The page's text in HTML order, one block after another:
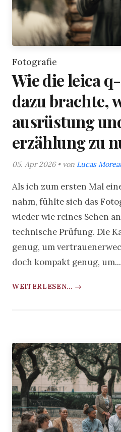
Fotografie
Wie die leica
dazu brachte,
ausrüstung
erzählung zu
05. Apr 2026 • von Lucas
Als ich zum ersten Mal
nahm, fühlte sich das
wieder wie reines Sehen
technische Prüfung. Die
genug, um
doch kompakt genug, um...
WEITERLESEN... →